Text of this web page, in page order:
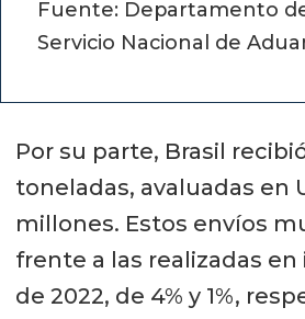
Fuente: Departamento
Servicio Nacional de
Por su parte, Brasil
toneladas, avaluadas en
millones. Estos envíos
frente a las realizadas
de 2022, de 4% y 1%,